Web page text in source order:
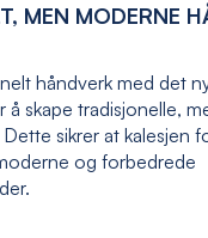
MEN MODERNE
håndverk med det
skape tradisjonelle,
sikrer at kalesjen
og forbedrede